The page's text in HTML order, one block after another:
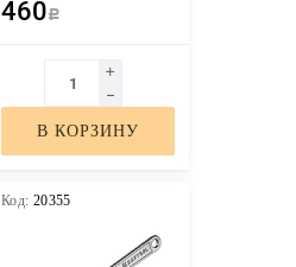
460 Р
В КОРЗИНУ
Код: 20355